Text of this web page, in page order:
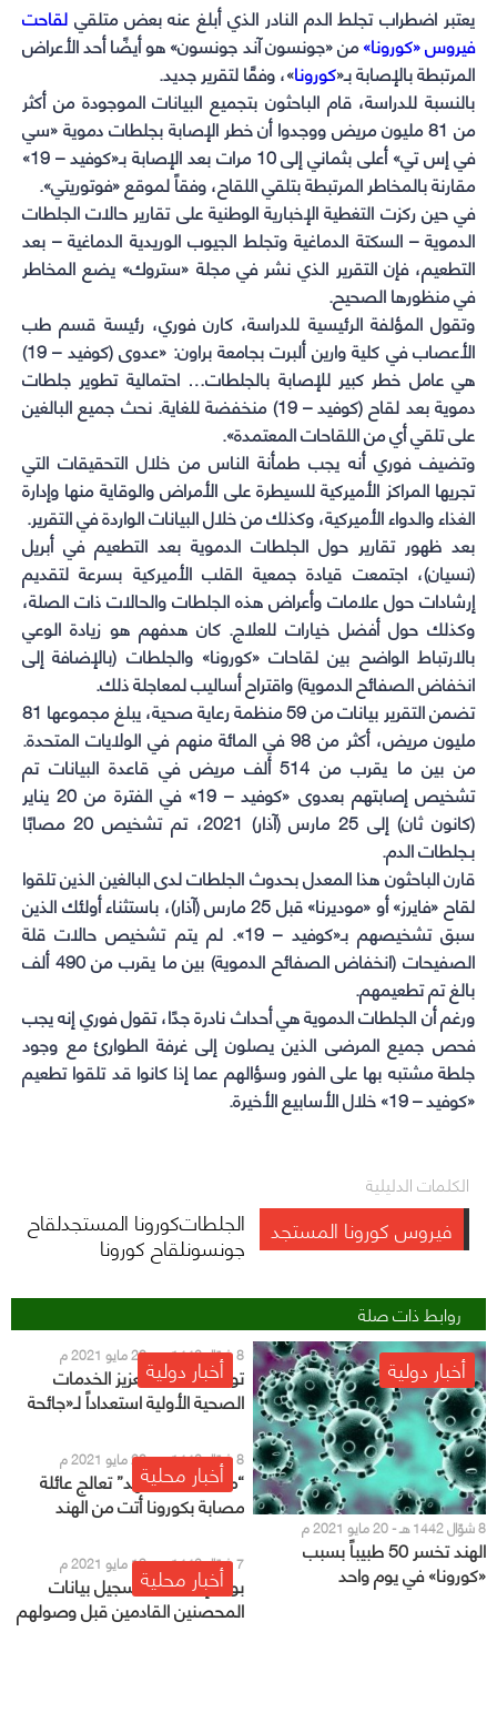
يعتبر اضطراب تجلط الدم النادر الذي أبلغ عنه بعض متلقي لقاحت
فيروس «كورونا»من «جونسون آند جونسون» هو أيضًا أحد الأعراض
المرتبطة بالإصابة بـ«كورونا»، وفقًا لتقرير جديد.
بالنسبة للدراسة، قام الباحثون بتجميع البيانات الموجودة من أكثر
من 81 مليون مريض ووجدوا أن خطر الإصابة بجلطات دموية «سي
في إس تي» أعلى بثماني إلى 10 مرات بعد الإصابة بـ«كوفيد – 19»
مقارنة بالمخاطر المرتبطة بتلقي اللقاح، وفقاً لموقع «فوتوريتي».
في حين ركزت التغطية الإخبارية الوطنية على تقارير حالات الجلطات
الدموية – السكتة الدماغية وتجلط الجيوب الوريدية الدماغية – بعد
التطعيم، فإن التقرير الذي نشر في مجلة «ستروك» يضع المخاطر
في منظورها الصحيح.
وتقول المؤلفة الرئيسية للدراسة، كارن فوري، رئيسة قسم طب
الأعصاب في كلية وارين ألبرت بجامعة براون: «عدوى (كوفيد – 19)
هي عامل خطر كبير للإصابة بالجلطات… احتمالية تطوير جلطات
دموية بعد لقاح (كوفيد – 19) منخفضة للغاية. نحث جميع البالغين
على تلقي أي من اللقاحات المعتمدة».
وتضيف فوري أنه يجب طمأنة الناس من خلال التحقيقات التي
تجريها المراكز الأميركية للسيطرة على الأمراض والوقاية منها وإدارة
الغذاء والدواء الأميركية، وكذلك من خلال البيانات الواردة في التقرير.
بعد ظهور تقارير حول الجلطات الدموية بعد التطعيم في أبريل
(نسيان)، اجتمعت قيادة جمعية القلب الأميركية بسرعة لتقديم
إرشادات حول علامات وأعراض هذه الجلطات والحالات ذات الصلة،
وكذلك حول أفضل خيارات للعلاج. كان هدفهم هو زيادة الوعي
بالارتباط الواضح بين لقاحات «كورونا» والجلطات (بالإضافة إلى
انخفاض الصفائح الدموية) واقتراح أساليب لمعاجلة ذلك.
تضمن التقرير بيانات من 59 منظمة رعاية صحية، يبلغ مجموعها 81
مليون مريض، أكثر من 98 في المائة منهم في الولايات المتحدة.
من بين ما يقرب من 514 ألف مريض في قاعدة البيانات تم
تشخيص إصابتهم بعدوى «كوفيد – 19» في الفترة من 20 يناير
(كانون ثان) إلى 25 مارس (آذار) 2021، تم تشخيص 20 مصابًا
بـجلطات الدم.
قارن الباحثون هذا المعدل بحدوث الجلطات لدى البالغين الذين تلقوا
لقاح «فايرز» أو «موديرنا» قبل 25 مارس (آذار)، باستثناء أولئك الذين
سبق تشخيصهم بـ«كوفيد – 19». لم يتم تشخيص حالات قلة
الصفيحات (انخفاض الصفائح الدموية) بين ما يقرب من 490 ألف
بالغ تم تطعيمهم.
ورغم أن الجلطات الدموية هي أحداث نادرة جدًا، تقول فوري إنه يجب
فحص جميع المرضى الذين يصلون إلى غرفة الطوارئ مع وجود
جلطة مشتبه بها على الفور وسؤالهم عما إذا كانوا قد تلقوا تطعيم
«كوفيد – 19» خلال الأسابيع الأخيرة.
(Opens
in
new
window)
(Opens
in
new
window)
(Opens
in
new
window)
(Opens
in
window)
الكلمات الدليلية
الجلطات فيروس كورونا المستجد كورونا المستجدلقاح
جونسونلقاح كورونا
روابط ذات صلة
أخبار دولية
8 شوّال 1442 هـ - 20 مايو 2021 م
الهند تخسر 50 طبيباً بسبب
«كورونا» في يوم واحد
أخبار دولية 8 شوّال 1442 هـ - 20 مايو 2021 م
توصية علمية بتعزيز الخدمات
الصحية الأولية استعداداً لـ«جائحة
أخبار محلية 8 شوّال 1442 هـ - 20 مايو 2021 م
“مدينة الملك فهد” تعالج عائلة
مصابة بكورونا أتت من الهند
أخبار محلية 7 شوّال 1442 هـ - 19 مايو 2021 م
بوابة إلكترونية لتسجيل بيانات
المحصنين القادمين قبل وصولهم